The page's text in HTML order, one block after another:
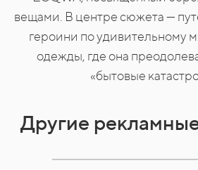
вещами. В центре сюжета —
героини по удивительному
одежды, где она
«бытовые
Другие